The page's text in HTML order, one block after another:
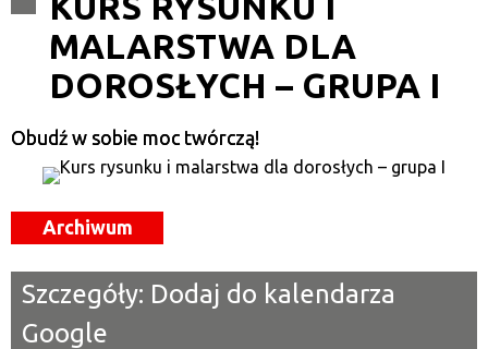
Kategoria
Trwające w zakresie
—
Miejsce
Promowane
MALARSTWA DLA
DOROSŁYCH – GRUPA I
Obudź w sobie moc twórczą!
Archiwum
Szczegóły: Dodaj do kalendarza
Google